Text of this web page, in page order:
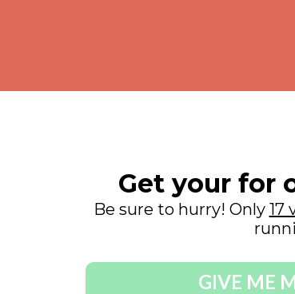
Get your for
Be sure to hurry! Only 17
GIVE ME